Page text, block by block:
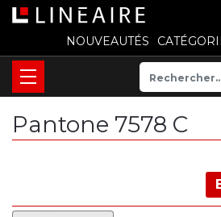
NOUVEAUTÉS
Pantone 7578 C